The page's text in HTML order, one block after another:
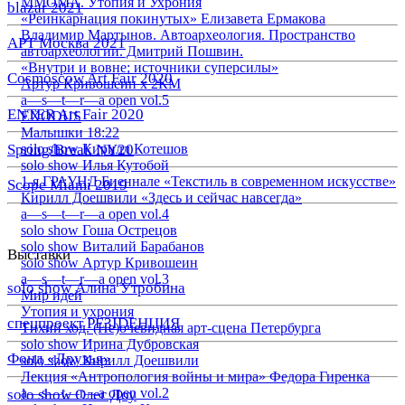
blazar 2021
АРТ Москва 2021
Cosmoscow Art Fair 2020
ENTER Art Fair 2020
Spring/Break NY20
Scope Miami 2019
Выставки
solo show Алина Утробина
спецпроект РЕЗIDЕНЦИЯ
Фонд «Друзья»
solo show Олег Доу
«Реинкарнация покинутых» Елизавета Ермакова
Владимир Мартынов. Автоархеология. Пространство
автоархеологии. Дмитрий Пошвин.
«Внутри и вовне: источники суперсилы»
Артур Кривошеин х 2КМ
a—s—t—r—a open vol.5
EXODUS
Малышки 18:22
solo show Кирилл Котешов
solo show Илья Кутобой
1-я ГРАУНД Биеннале «Текстиль в современном искусстве»
Кирилл Доешвили «Здесь и сейчас навсегда»
a—s—t—r—a open vol.4
solo show Гоша Острецов
solo show Виталий Барабанов
solo show Артур Кривошеин
a—s—t—r—a open vol.3
Мир идей
Утопия и ухрония
Тихий ход. (Не)очевидная арт-сцена Петербурга
solo show Ирина Дубровская
solo show Кирилл Доешвили
Лекция «Антропология войны и мира» Федора Гиренка
a—s—t—r—a open vol.2